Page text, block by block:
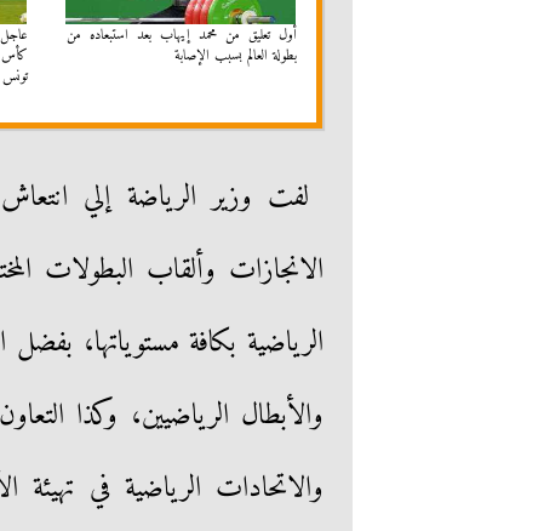
أول تعليق من محمد إيهاب بعد استبعاده من
بطولة العالم بسبب الإصابة
كأس
تونس
لفت وزير الرياضة إلي
الانجازات وألقاب البطولات
الرياضية بكافة مستوياتها، بفضل
والأبطال الرياضيين، وكذا
والاتحادات الرياضية في تهيئة